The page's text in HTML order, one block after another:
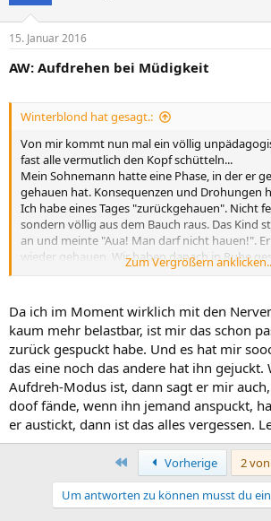
15. Januar 2016
AW: Aufdrehen bei Müdigkeit
Winterblond hat gesagt.:
Von mir kommt nun mal ein völlig
fast alle vermutlich den Kopf schütteln...
Mein Sohnemann hatte eine Phase, in der er
gehauen hat. Konsequenzen und Drohungen
Ich habe eines Tages "zurückgehauen". Nicht
sondern völlig aus dem Bauch raus. Das Kind
an und meinte "Aua! Man darf nicht hauen!".
wieder gehauen. Wir haben danach in Ruhe
ihm, dass ich ihn nicht hauen wollte, dass mir
Er meinte dann, das sei ganz blöd und tat ein
erschrocken hat er sich doll. Und dass er nicht
auch so geht.
Zum Vergrößern
Da ich im Moment wirklich mit den
kaum mehr belastbar, ist mir das schon
zurück gespuckt habe. Und es hat mir
das eine noch das andere hat ihn gejuckt.
Aufdreh-Modus ist, dann sagt er mir
doof fände, wenn ihn jemand anspuckt,
er austickt, dann ist das alles vergessen.
Erste Vorherige
2
Um antworten zu können musst du